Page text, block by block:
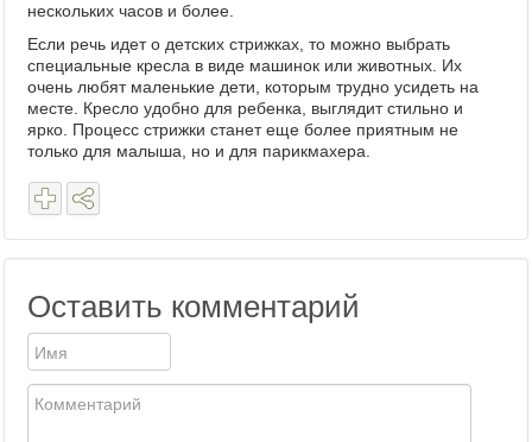
нескольких часов и более.
Если речь идет о детских стрижках, то можно выбрать
специальные кресла в виде машинок или животных. Их
очень любят маленькие дети, которым трудно усидеть на
месте. Кресло удобно для ребенка, выглядит стильно и
ярко. Процесс стрижки станет еще более приятным не
только для малыша, но и для парикмахера.
Оставить комментарий